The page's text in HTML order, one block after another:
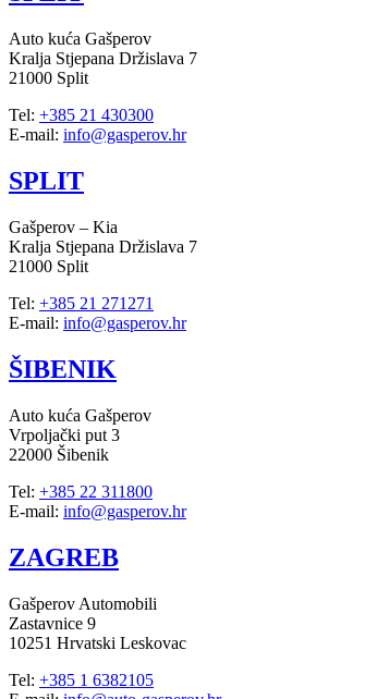
Auto kuća Gašperov
Kralja Stjepana Držislava 7
21000 Split
Tel: +385 21 430300
E-mail: info@gasperov.hr
SPLIT
Gašperov – Kia
Kralja Stjepana Držislava 7
21000 Split
Tel: +385 21 271271
E-mail: info@gasperov.hr
ŠIBENIK
Auto kuća Gašperov
Vrpoljački put 3
22000 Šibenik
Tel: +385 22 311800
E-mail: info@gasperov.hr
ZAGREB
Gašperov Automobili
Zastavnice 9
10251 Hrvatski Leskovac
Tel: +385 1 6382105